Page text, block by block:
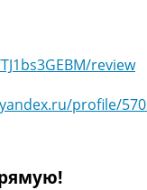
review
profile/